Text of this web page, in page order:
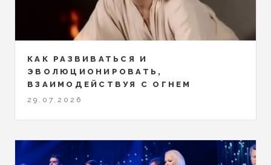
КАК РАЗВИВАТЬСЯ И
ЭВОЛЮЦИОНИРОВАТЬ,
ВЗАИМОДЕЙСТВУЯ С ОГНЕМ
29.07.2026